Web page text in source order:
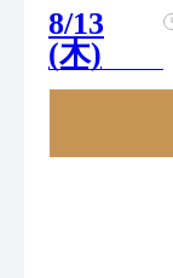
8/13
(木)